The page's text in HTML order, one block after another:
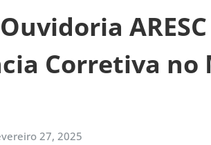
Corretiva
27, 2025